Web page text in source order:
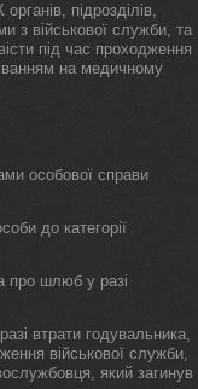
підрозділів,
з військової служби, та
під час проходження
на медичному
особової справи
до категорії
про шлюб у разі
втрати годувальника,
військової служби,
який загинув